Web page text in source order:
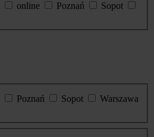
online Poznań
Sopot
Poznań Sopot
Warszawa